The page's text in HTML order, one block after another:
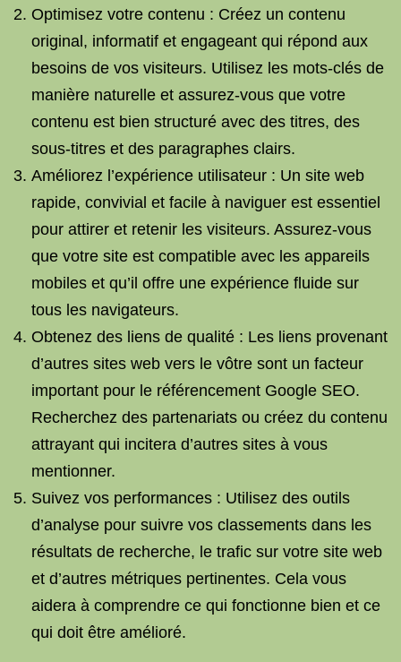
Optimisez votre contenu : Créez un contenu
original, informatif et engageant qui répond aux
besoins de vos visiteurs. Utilisez les mots-clés de
manière naturelle et assurez-vous que votre
contenu est bien structuré avec des titres, des
sous-titres et des paragraphes clairs.
Améliorez l’expérience utilisateur : Un site web
rapide, convivial et facile à naviguer est essentiel
pour attirer et retenir les visiteurs. Assurez-vous
que votre site est compatible avec les appareils
mobiles et qu’il offre une expérience fluide sur
tous les navigateurs.
Obtenez des liens de qualité : Les liens provenant
d’autres sites web vers le vôtre sont un facteur
important pour le référencement Google SEO.
Recherchez des partenariats ou créez du contenu
attrayant qui incitera d’autres sites à vous
mentionner.
Suivez vos performances : Utilisez des outils
d’analyse pour suivre vos classements dans les
résultats de recherche, le trafic sur votre site web
et d’autres métriques pertinentes. Cela vous
aidera à comprendre ce qui fonctionne bien et ce
qui doit être amélioré.